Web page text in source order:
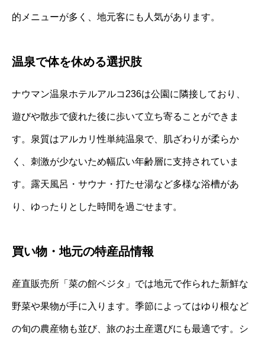
的メニューが多く、地元客にも人気があります。
温泉で体を休める選択肢
ナウマン温泉ホテルアルコ236は公園に隣接しており、
遊びや散歩で疲れた後に歩いて立ち寄ることができま
す。泉質はアルカリ性単純温泉で、肌ざわりが柔らか
く、刺激が少ないため幅広い年齢層に支持されていま
す。露天風呂・サウナ・打たせ湯など多様な浴槽があ
り、ゆったりとした時間を過ごせます。
買い物・地元の特産品情報
産直販売所「菜の館ベジタ」では地元で作られた新鮮な
野菜や果物が手に入ります。季節によってはゆり根など
の旬の農産物も並び、旅のお土産選びにも最適です。シ